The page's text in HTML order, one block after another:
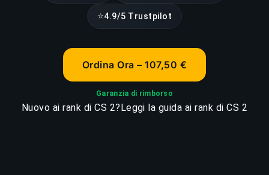
⭐4.9/5 Trustpilot
Ordina Ora – 107,50 €
Garanzia di rimborso
Nuovo ai rank di CS 2?Leggi la guida ai rank di CS 2